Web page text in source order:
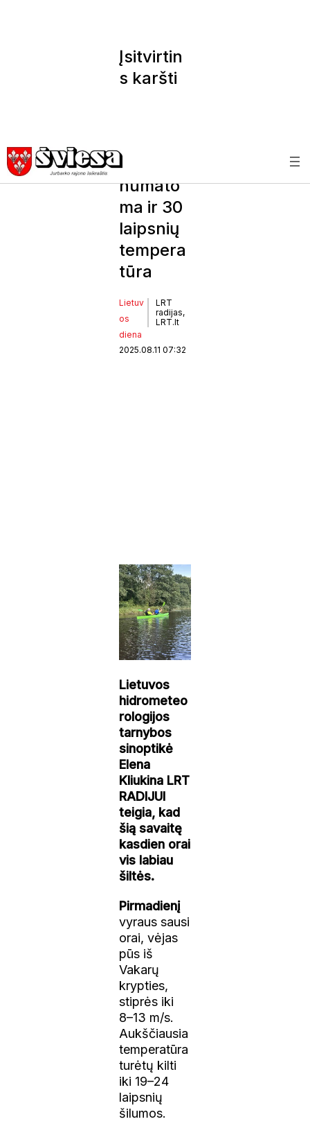
Įsitvirtin
s karšti
e
numato
ma ir 30
laipsnių
tempera
tūra
Lietuv
os
diena
LRT
radijas,
LRT.lt
2025.08.11 07:32
Lietuvos
hidrometeo
rologijos
tarnybos
sinoptikė
Elena
Kliukina LRT
RADIJUI
teigia, kad
šią savaitę
kasdien orai
vis labiau
šiltės.
Pirmadienį
vyraus sausi
orai, vėjas
pūs iš
Vakarų
krypties,
stiprės iki
8–13 m/s.
Aukščiausia
temperatūra
turėtų kilti
iki 19–24
laipsnių
šilumos.